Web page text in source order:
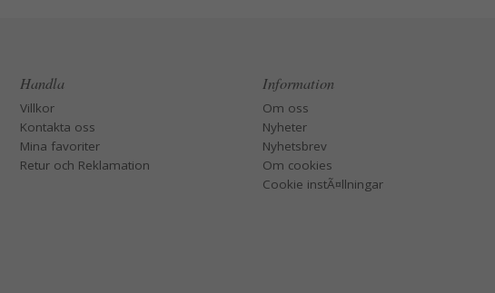
Handla
Villkor
Kontakta oss
Mina favoriter
Retur och Reklamation
Information
Om oss
Nyheter
Nyhetsbrev
Om cookies
Cookie instÃ¤llningar